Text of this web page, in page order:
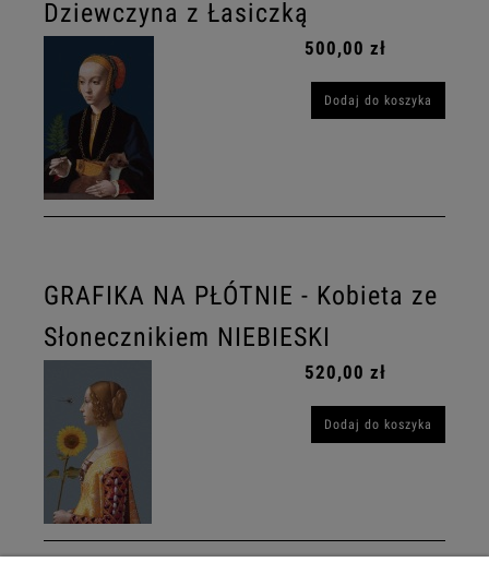
Dziewczyna z Łasiczką
500,00 zł
Dodaj do koszyka
GRAFIKA NA PŁÓTNIE - Kobieta ze
Słonecznikiem NIEBIESKI
520,00 zł
Dodaj do koszyka